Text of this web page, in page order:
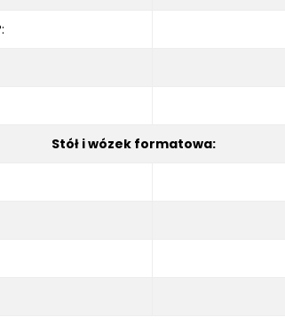
Stół i wózek formatowa: